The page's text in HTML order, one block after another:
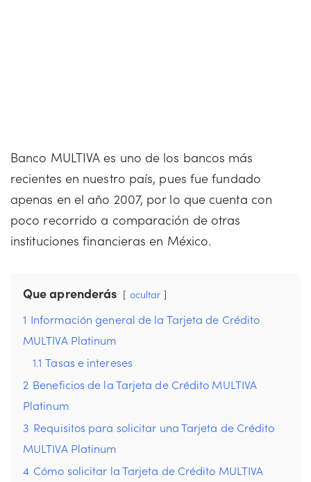
Banco MULTIVA es uno de los bancos más
recientes en nuestro país, pues fue fundado
apenas en el año 2007, por lo que cuenta con
poco recorrido a comparación de otras
instituciones financieras en México.
Que aprenderás ocultar
1 Información general de la Tarjeta de Crédito
MULTIVA Platinum
1.1 Tasas e intereses
2 Beneficios de la Tarjeta de Crédito MULTIVA
Platinum
3 Requisitos para solicitar una Tarjeta de Crédito
MULTIVA Platinum
4 Cómo solicitar la Tarjeta de Crédito MULTIVA